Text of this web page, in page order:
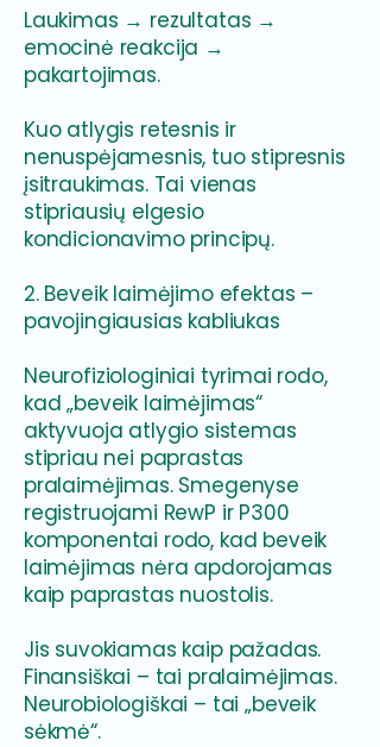
Laukimas → rezultatas →
emocinė reakcija →
pakartojimas.
Kuo atlygis retesnis ir
nenuspėjamesnis, tuo stipresnis
įsitraukimas. Tai vienas
stipriausių elgesio
kondicionavimo principų.
2. Beveik laimėjimo efektas –
pavojingiausias kabliukas
Neurofiziologiniai tyrimai rodo,
kad „beveik laimėjimas“
aktyvuoja atlygio sistemas
stipriau nei paprastas
pralaimėjimas. Smegenyse
registruojami RewP ir P300
komponentai rodo, kad beveik
laimėjimas nėra apdorojamas
kaip paprastas nuostolis.
Jis suvokiamas kaip pažadas.
Finansiškai – tai pralaimėjimas.
Neurobiologiškai – tai „beveik
sėkmė“.